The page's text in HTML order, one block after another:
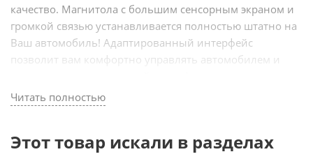
качество. Магнитола с большим сенсорным экраном и
громкой связью устанавливается полностью штатно на
Ваш автомобиль! Адаптированный интерфейс
позволит вам комфортно управлять автомобилем и
устройства. Разговаривайте по телефону, не отрываясь
от дороги, пользуйтесь навигацией с всегда свежими
музыку или радио – теперь любая дорога будет для вас
Читать полностью
Этот товар искали в разделах